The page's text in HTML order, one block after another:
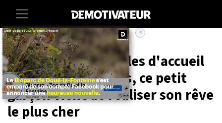
Accueil Societe Lifestyle
Placé dans 25 familles d'accueil
différentes en 4 ans, ce petit
garçon vient de réaliser son rêve
le plus cher
×